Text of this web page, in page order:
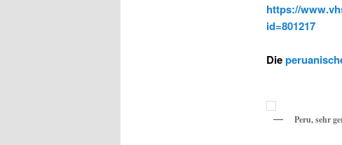
https://
id=801217
Die
Peru, sehr